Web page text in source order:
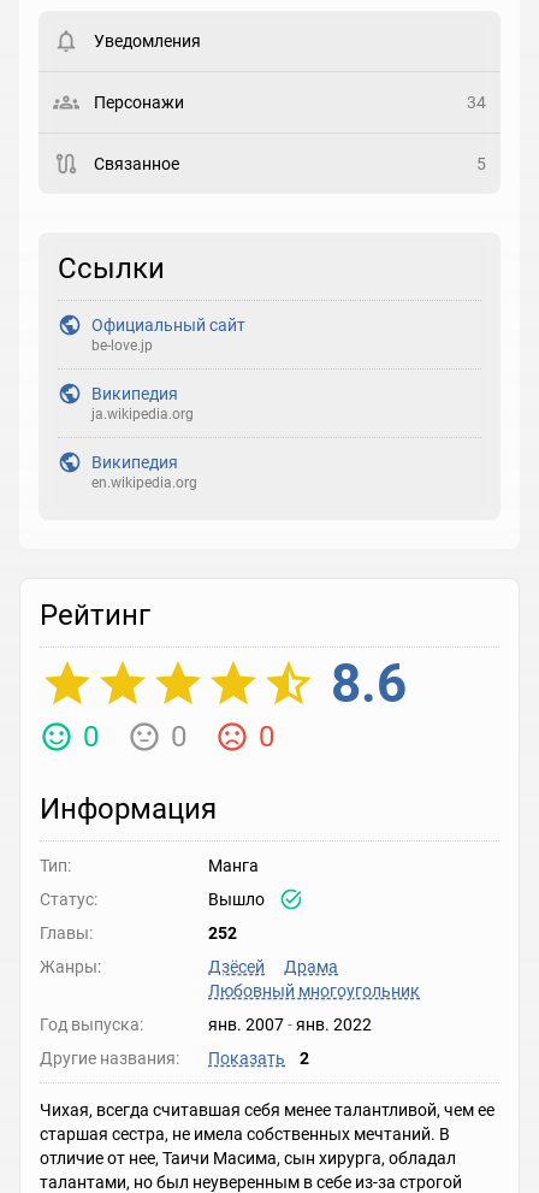
Статус
Реакция
Выберите реакцию
Уведомления
Персонажи 34
Связанное 5
Ссылки
Официальный сайт
be-love.jp
Википедия
ja.wikipedia.org
Википедия
en.wikipedia.org
Рейтинг
8.6
0 0 0
Информация
Тип:
Манга
Статус:
Вышло
Главы:
252
Жанры:
Дзёсей
Драма
Любовный многоугольник
Год выпуска:
янв. 2007-янв. 2022
Другие названия:
Показать 2
Чихая, всегда считавшая себя менее талантливой, чем ее
старшая сестра, не имела собственных мечтаний. В
отличие от нее, Таичи Масима, сын хирурга, обладал
талантами, но был неуверенным в себе из-за строгой